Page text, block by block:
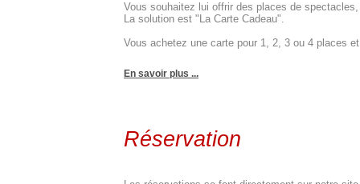
Vous souhaitez lui offrir des places de
La solution est "La Carte Cadeau".
Vous achetez une carte pour 1, 2, 3 ou 4 places
En savoir plus ...
Réservation